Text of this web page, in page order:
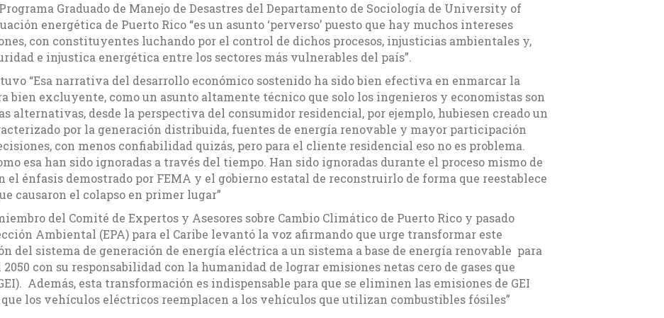
Graduado de Manejo de Desastres del Departamento de Sociología de University of
energética de Puerto Rico “es un asunto ‘perverso’ puesto que hay muchos intereses
con constituyentes luchando por el control de dichos procesos, injusticias ambientales y,
e injustica energética entre los sectores más vulnerables del país”.
“Esa narrativa del desarrollo económico sostenido ha sido bien efectiva en enmarcar la
bien excluyente, como un asunto altamente técnico que solo los ingenieros y economistas son
alternativas, desde la perspectiva del consumidor residencial, por ejemplo, hubiesen creado un
por la generación distribuida, fuentes de energía renovable y mayor participación
con menos confiabilidad quizás, pero para el cliente residencial eso no es problema.
esa han sido ignoradas a través del tiempo. Han sido ignoradas durante el proceso mismo de
el énfasis demostrado por FEMA y el gobierno estatal de reconstruirlo de forma que reestablece
causaron el colapso en primer lugar”
del Comité de Expertos y Asesores sobre Cambio Climático de Puerto Rico y pasado
Ambiental (EPA) para el Caribe levantó la voz afirmando que urge transformar este
del sistema de generación de energía eléctrica a un sistema a base de energía renovable para
con su responsabilidad con la humanidad de lograr emisiones netas cero de gases que
Además, esta transformación es indispensable para que se eliminen las emisiones de GEI
los vehículos eléctricos reemplacen a los vehículos que utilizan combustibles fósiles”